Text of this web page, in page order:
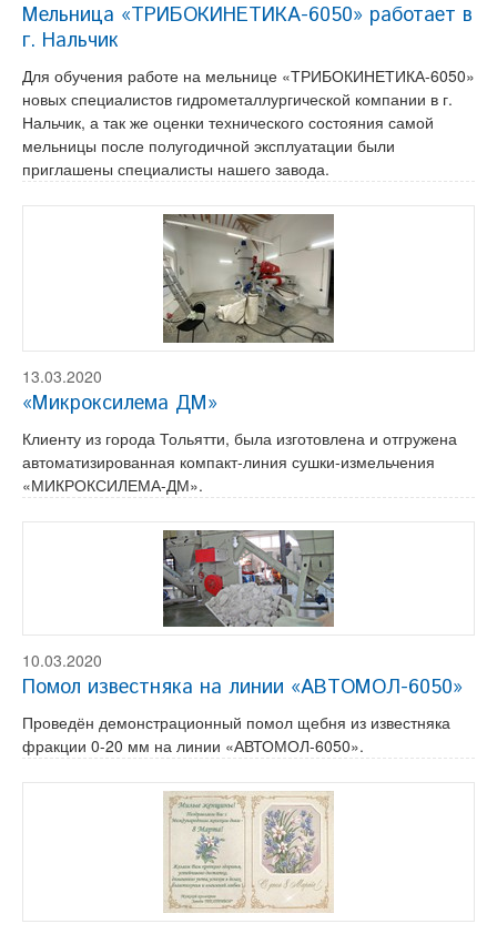
Мельница «ТРИБОКИНЕТИКА-6050» работает в
г. Нальчик
Для обучения работе на мельнице «ТРИБОКИНЕТИКА-6050»
новых специалистов гидрометаллургической компании в г.
Нальчик, а так же оценки технического состояния самой
мельницы после полугодичной эксплуатации были
приглашены специалисты нашего завода.
13.03.2020
«Микроксилема ДМ»
Клиенту из города Тольятти, была изготовлена и отгружена
автоматизированная компакт-линия сушки-измельчения
«МИКРОКСИЛЕМА-ДМ».
10.03.2020
Помол известняка на линии «АВТОМОЛ-6050»
Проведён демонстрационный помол щебня из известняка
фракции 0-20 мм на линии «АВТОМОЛ-6050».